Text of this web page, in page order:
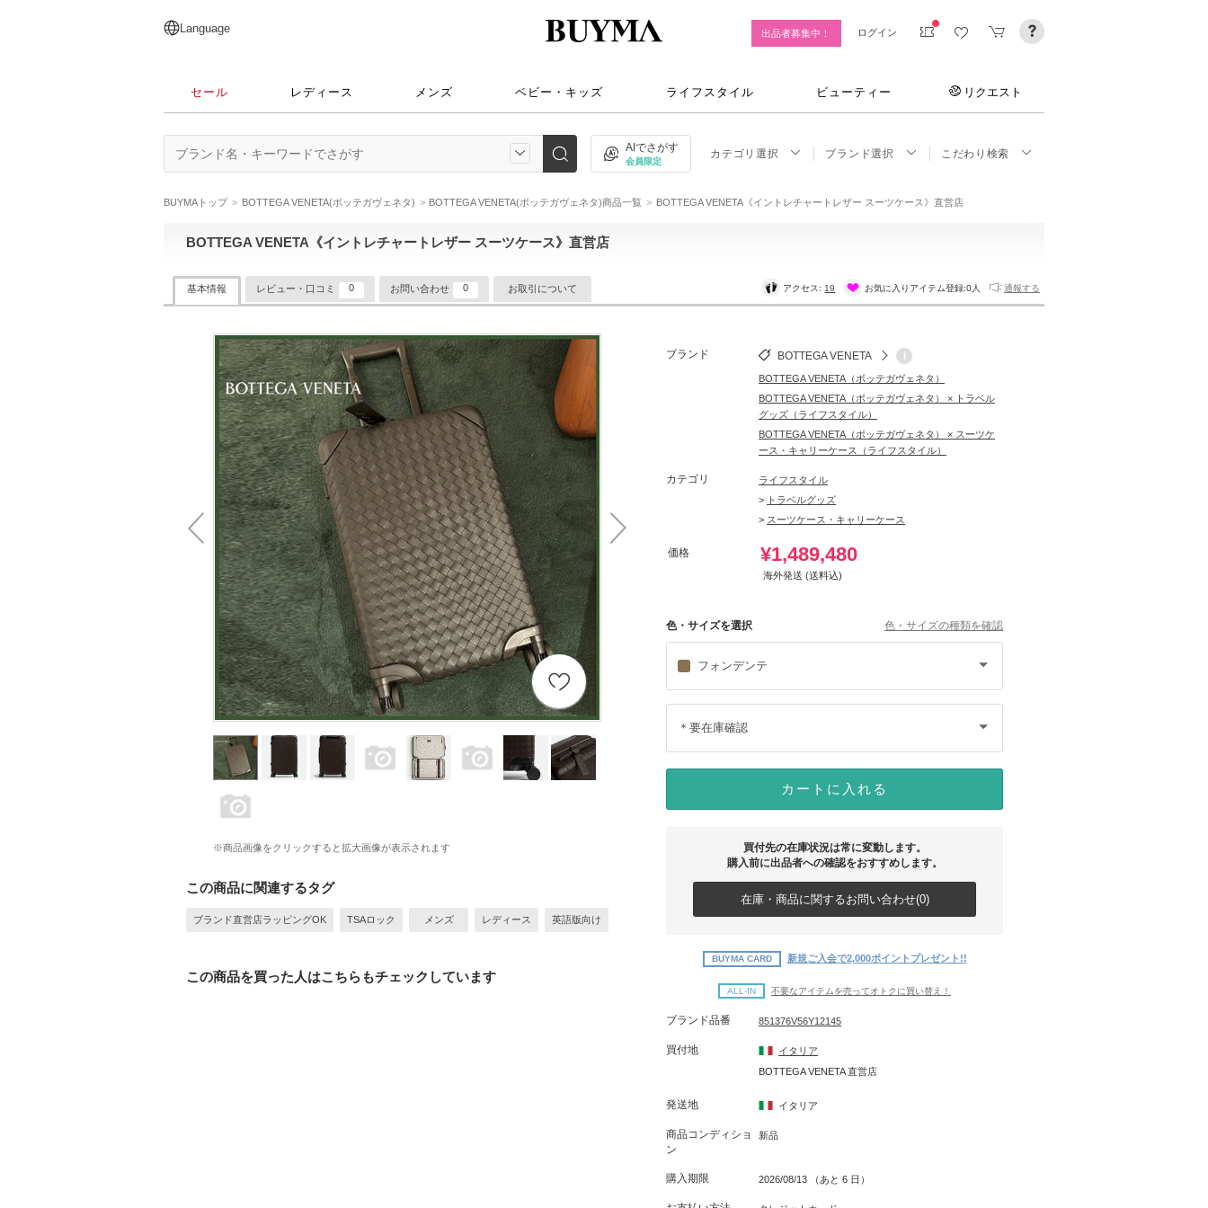
日本語
English
简体中文
繁體中文
Language 出品者募集中！ ログイン
セール レディース メンズ ベビー・キッズ ライフスタイル ビューティー リクエスト
AIでさがす
会員限定
カテゴリ選択 ブランド選択 こだわり検索
BUYMAトップ BOTTEGA VENETA(ボッテガヴェネタ) BOTTEGA VENETA(ボッテガヴェネタ)商品一覧 BOTTEGA VENETA《イントレチャートレザー スーツケース》直営店
BOTTEGA VENETA《イントレチャートレザー スーツケース》直営店
基本情報 レビュー・口コミ 0 お問い合わせ 0 お取引について アクセス: 19 お気に入りアイテム登録:0人 通報する
※商品画像をクリックすると拡大画像が表示されます
この商品に関連するタグ
ブランド直営店ラッピングOK TSAロック メンズ レディース 英語版向け
この商品を買った人はこちらもチェックしています
ブランド BOTTEGA VENETA i
BOTTEGA VENETA（ボッテガヴェネタ）
BOTTEGA VENETA（ボッテガヴェネタ） × トラベル
グッズ（ライフスタイル）
BOTTEGA VENETA（ボッテガヴェネタ） × スーツケ
ース・キャリーケース（ライフスタイル）
カテゴリ
ライフスタイル
> トラベルグッズ
> スーツケース・キャリーケース
価格 ¥1,489,480
海外発送 (送料込)
色・サイズを選択 色・サイズの種類を確認
フォンデンテ
＊要在庫確認
カートに入れる
買付先の在庫状況は常に変動します。
購入前に出品者への確認をおすすめします。
在庫・商品に関するお問い合わせ(0)
BUYMA CARD 新規ご入会で2,000ポイントプレゼント!!
ALL-IN 不要なアイテムを売ってオトクに買い替え！
ブランド品番 851376V56Y12145
買付地
イタリア
BOTTEGA VENETA 直営店
発送地 イタリア
商品コンディショ
ン
新品
購入期限 2026/08/13 （あと 6 日）